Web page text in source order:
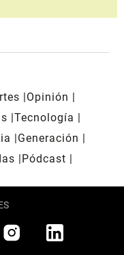
Opinión
Tecnología
Generación
Pódcast